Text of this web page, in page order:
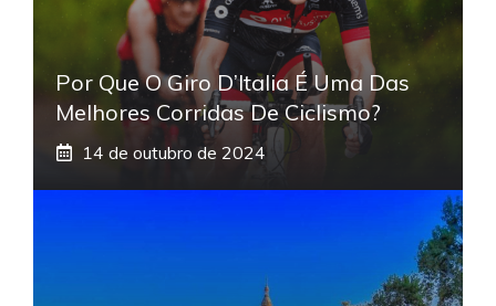
Por Que O Giro D’Italia É Uma Das
Melhores Corridas De Ciclismo?
14 de outubro de 2024